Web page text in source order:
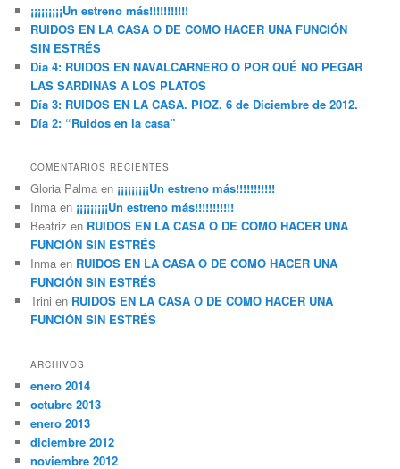
¡¡¡¡¡¡¡¡¡Un estreno más!!!!!!!!!!!
RUIDOS EN LA CASA O DE COMO HACER UNA FUNCIÓN
SIN ESTRÉS
Día 4: RUIDOS EN NAVALCARNERO O POR QUÉ NO PEGAR
LAS SARDINAS A LOS PLATOS
Día 3: RUIDOS EN LA CASA. PIOZ. 6 de Diciembre de 2012.
Día 2: “Ruidos en la casa”
COMENTARIOS RECIENTES
Gloria Palma en ¡¡¡¡¡¡¡¡¡Un estreno más!!!!!!!!!!!
Inma en ¡¡¡¡¡¡¡¡¡Un estreno más!!!!!!!!!!!
Beatriz en RUIDOS EN LA CASA O DE COMO HACER UNA
FUNCIÓN SIN ESTRÉS
Inma en RUIDOS EN LA CASA O DE COMO HACER UNA
FUNCIÓN SIN ESTRÉS
Trini en RUIDOS EN LA CASA O DE COMO HACER UNA
FUNCIÓN SIN ESTRÉS
ARCHIVOS
enero 2014
octubre 2013
enero 2013
diciembre 2012
noviembre 2012